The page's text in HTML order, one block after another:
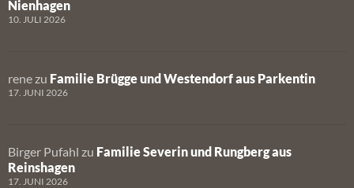
Nienhagen
10. JULI 2026
rene zu Familie Brügge und Westendorf aus Parkentin
17. JUNI 2026
Birger Pufahl zu Familie Severin und Rungberg aus
Reinshagen
17. JUNI 2026